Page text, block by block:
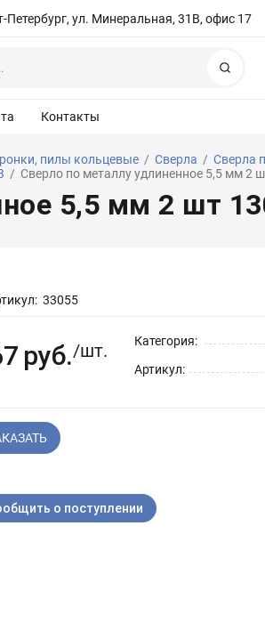
Петербург, ул. Минеральная, 31В, офис 17
Контакты
пилы кольцевые / Сверла / Сверла
/ Сверло по металлу удлиненное 5,5 мм 2
5,5 мм 2 шт
33055
руб./шт. Категория:
Артикул:
о поступлении